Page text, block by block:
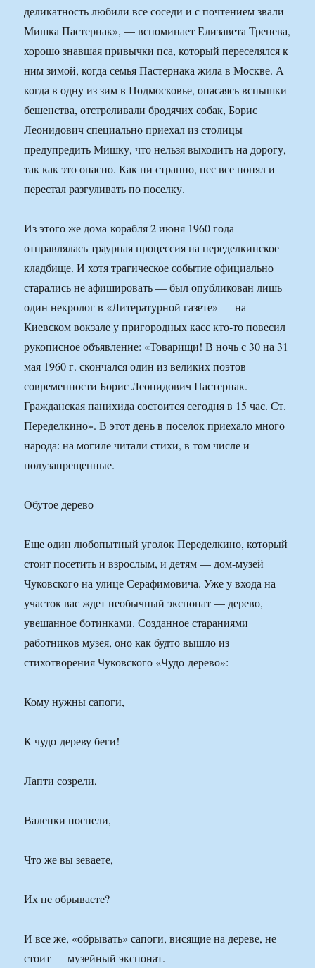
деликатность любили все соседи и с почтением звали
Мишка Пастернак», — вспоминает Елизавета Тренева,
хорошо знавшая привычки пса, который переселялся к
ним зимой, когда семья Пастернака жила в Москве. А
когда в одну из зим в Подмосковье, опасаясь вспышки
бешенства, отстреливали бродячих собак, Борис
Леонидович специально приехал из столицы
предупредить Мишку, что нельзя выходить на дорогу,
так как это опасно. Как ни странно, пес все понял и
перестал разгуливать по поселку.
Из этого же дома-корабля 2 июня 1960 года
отправлялась траурная процессия на переделкинское
кладбище. И хотя трагическое событие официально
старались не афишировать — был опубликован лишь
один некролог в «Литературной газете» — на
Киевском вокзале у пригородных касс кто-то повесил
рукописное объявление: «Товарищи! В ночь с 30 на 31
мая 1960 г. скончался один из великих поэтов
современности Борис Леонидович Пастернак.
Гражданская панихида состоится сегодня в 15 час. Ст.
Переделкино». В этот день в поселок приехало много
народа: на могиле читали стихи, в том числе и
полузапрещенные.
Обутое дерево
Еще один любопытный уголок Переделкино, который
стоит посетить и взрослым, и детям — дом-музей
Чуковского на улице Серафимовича. Уже у входа на
участок вас ждет необычный экспонат — дерево,
увешанное ботинками. Созданное стараниями
работников музея, оно как будто вышло из
стихотворения Чуковского «Чудо-дерево»:
Кому нужны сапоги,
К чудо-дереву беги!
Лапти созрели,
Валенки поспели,
Что же вы зеваете,
Их не обрываете?
И все же, «обрывать» сапоги, висящие на дереве, не
стоит — музейный экспонат.